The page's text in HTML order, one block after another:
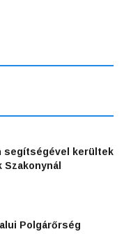
segítségével kerültek
Polgárőrség